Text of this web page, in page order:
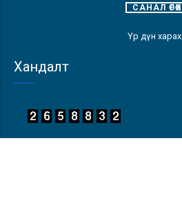
Үр дүн харах
Хандалт